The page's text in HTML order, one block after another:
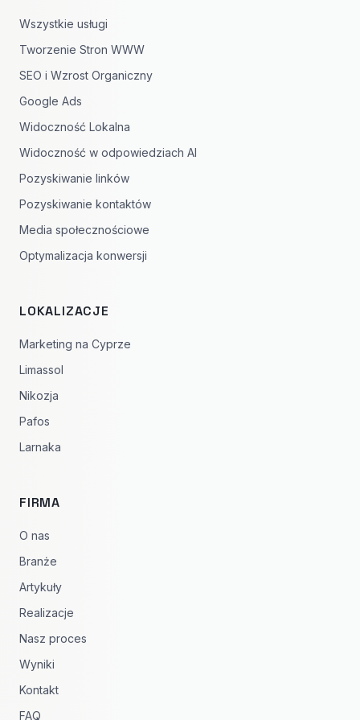
Wszystkie usługi
Tworzenie Stron WWW
SEO i Wzrost Organiczny
Google Ads
Widoczność Lokalna
Widoczność w odpowiedziach AI
Pozyskiwanie linków
Pozyskiwanie kontaktów
Media społecznościowe
Optymalizacja konwersji
LOKALIZACJE
Marketing na Cyprze
Limassol
Nikozja
Pafos
Larnaka
FIRMA
O nas
Branże
Artykuły
Realizacje
Nasz proces
Wyniki
Kontakt
FAQ